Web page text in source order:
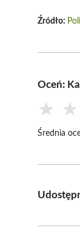
Źródło:
Oceń:
★ ★
Średnia